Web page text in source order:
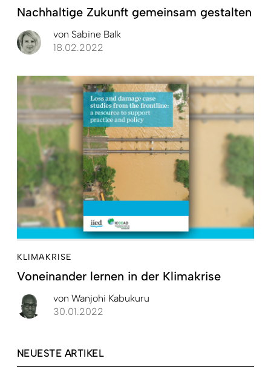
Nachhaltige Zukunft gemeinsam gestalten
von Sabine Balk
18.02.2022
KLIMAKRISE
Voneinander lernen in der Klimakrise
von Wanjohi Kabukuru
30.01.2022
NEUESTE ARTIKEL